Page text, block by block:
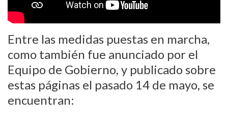
Entre las medidas puestas en marcha,
como también fue anunciado por el
Equipo de Gobierno, y publicado sobre
estas páginas el pasado 14 de mayo, se
encuentran: